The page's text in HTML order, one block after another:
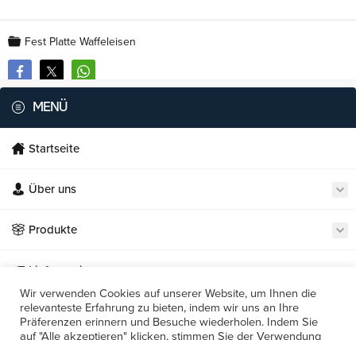
Fest Platte Waffeleisen
MENÜ
Startseite
Über uns
Produkte
Lieferservice
Unsere Restaurants
Cevap Yaz
Wir verwenden Cookies auf unserer Website, um Ihnen die
relevanteste Erfahrung zu bieten, indem wir uns an Ihre
Präferenzen erinnern und Besuche wiederholen. Indem Sie
auf "Alle akzeptieren" klicken, stimmen Sie der Verwendung